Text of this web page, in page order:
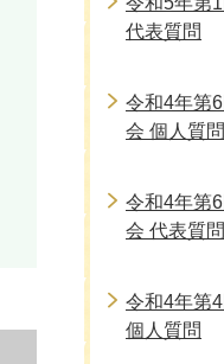
代表質問
令和4年第
会 個人質問
令和4年第
会 代表質問
令和4年第
個人質問